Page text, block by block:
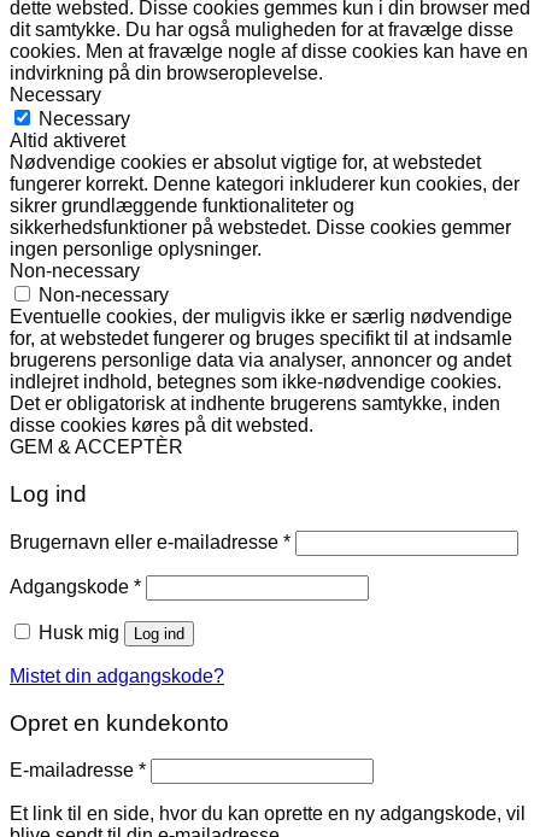
dette websted. Disse cookies gemmes kun i din browser med
dit samtykke. Du har også muligheden for at fravælge disse
cookies. Men at fravælge nogle af disse cookies kan have en
indvirkning på din browseroplevelse.
Necessary
Necessary
Altid aktiveret
Nødvendige cookies er absolut vigtige for, at webstedet
fungerer korrekt. Denne kategori inkluderer kun cookies, der
sikrer grundlæggende funktionaliteter og
sikkerhedsfunktioner på webstedet. Disse cookies gemmer
ingen personlige oplysninger.
Non-necessary
Non-necessary
Eventuelle cookies, der muligvis ikke er særlig nødvendige
for, at webstedet fungerer og bruges specifikt til at indsamle
brugerens personlige data via analyser, annoncer og andet
indlejret indhold, betegnes som ikke-nødvendige cookies.
Det er obligatorisk at indhente brugerens samtykke, inden
disse cookies køres på dit websted.
GEM & ACCEPTÈR
Log ind
Brugernavn eller e-mailadresse *Påkrævet
Adgangskode *Påkrævet
Husk mig Log ind
Mistet din adgangskode?
Opret en kundekonto
E-mailadresse *Påkrævet
Et link til en side, hvor du kan oprette en ny adgangskode, vil